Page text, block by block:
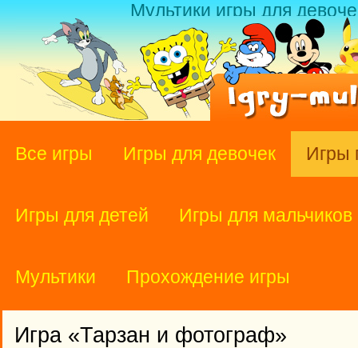
Мультики игры для
Все игры Игры для девочек Игры
Игры для детей Игры для мальчиков
Мультики Прохождение игры
Игра «Тарзан и фотограф»